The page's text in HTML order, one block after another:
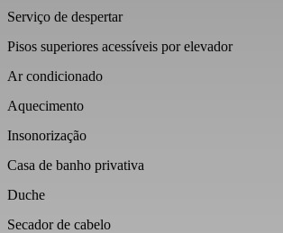
Serviço de despertar
Pisos superiores acessíveis por elevador
Ar condicionado
Aquecimento
Insonorização
Casa de banho privativa
Duche
Secador de cabelo